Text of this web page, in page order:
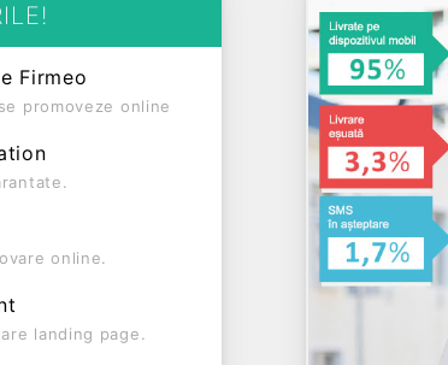
Firmeo
promoveze online
online.
landing page.